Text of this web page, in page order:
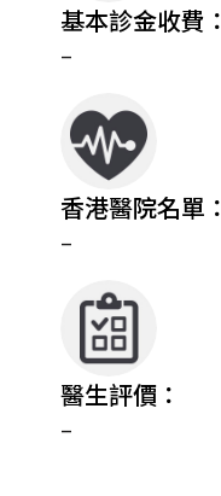
基本診金收費：
–
香港醫院名單：
–
醫生評價：
–